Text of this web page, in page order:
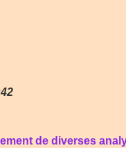
de diverses